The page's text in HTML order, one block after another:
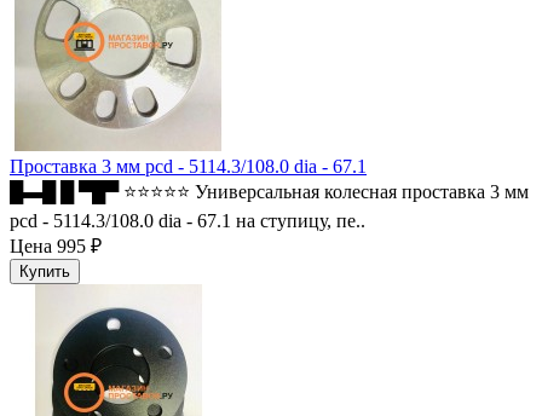
Проставка 3 мм pcd - 5114.3/108.0 dia - 67.1
█▬█ █ ▀█▀ ⭐⭐⭐⭐⭐ Универсальная колесная проставка 3 мм
pcd - 5114.3/108.0 dia - 67.1 на ступицу, пе..
Цена 995 ₽